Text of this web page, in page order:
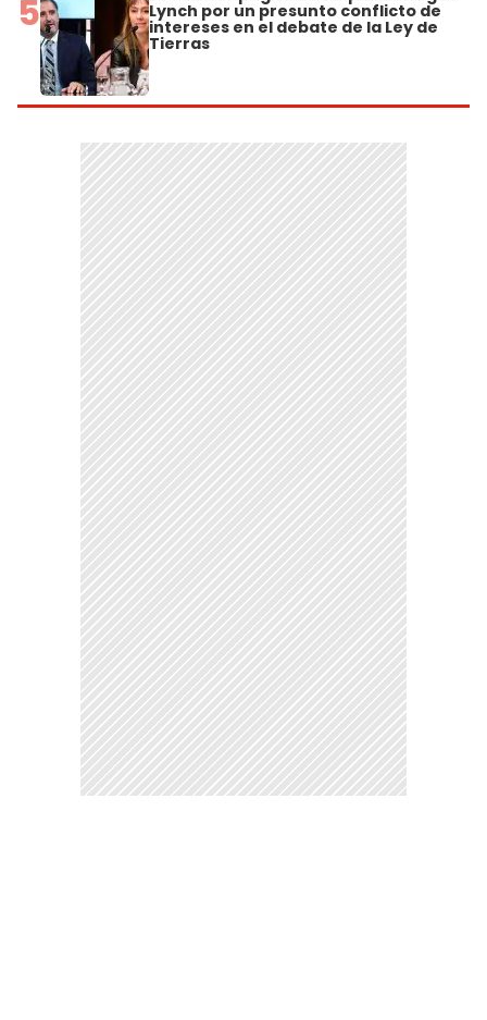
5 Lynch por un presunto conflicto de
intereses en el debate de la Ley de
Tierras